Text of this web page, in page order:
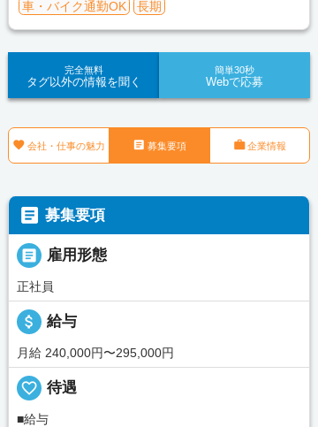
車・バイク通勤OK
長期
完全無料
タグ以外の情報を聞く
簡単30秒
Webで応募
 会社・仕事の魅力  募集要項 企業情報
 募集要項
 雇用形態
正社員
attach_money 給与
月給 240,000円〜295,000円
favorite_border 待遇
■給与